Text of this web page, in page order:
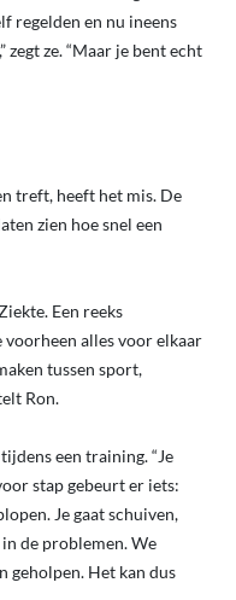
regelden en nu ineens
zegt ze. “Maar je bent echt
treft, heeft het mis. De
zien hoe snel een
Een reeks
voorheen alles voor elkaar
tussen sport,
Ron.
een training. “Je
stap gebeurt er iets:
Je gaat schuiven,
de problemen. We
geholpen. Het kan dus